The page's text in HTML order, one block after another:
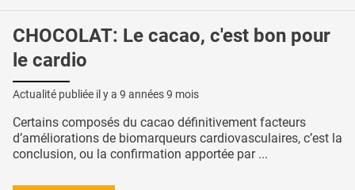
CHOCOLAT: Le cacao, c'est bon pour
le cardio
Actualité publiée il y a 9 années 9 mois
Certains composés du cacao définitivement facteurs
d’améliorations de biomarqueurs cardiovasculaires, c’est la
conclusion, ou la confirmation apportée par ...